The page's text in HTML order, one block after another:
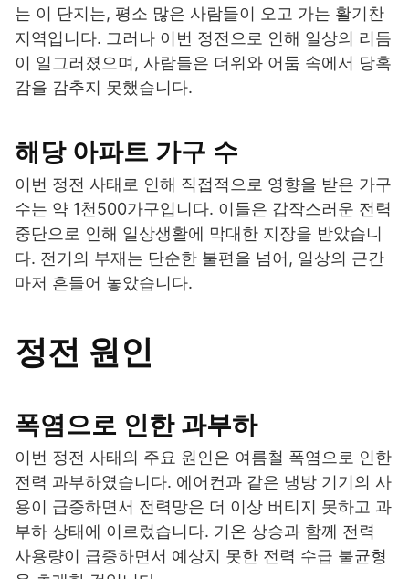
는 이 단지는, 평소 많은 사람들이 오고 가는 활기찬
지역입니다. 그러나 이번 정전으로 인해 일상의 리듬
이 일그러졌으며, 사람들은 더위와 어둠 속에서 당혹
감을 감추지 못했습니다.
해당 아파트 가구 수
이번 정전 사태로 인해 직접적으로 영향을 받은 가구
수는 약 1천500가구입니다. 이들은 갑작스러운 전력
중단으로 인해 일상생활에 막대한 지장을 받았습니
다. 전기의 부재는 단순한 불편을 넘어, 일상의 근간
마저 흔들어 놓았습니다.
정전 원인
폭염으로 인한 과부하
이번 정전 사태의 주요 원인은 여름철 폭염으로 인한
전력 과부하였습니다. 에어컨과 같은 냉방 기기의 사
용이 급증하면서 전력망은 더 이상 버티지 못하고 과
부하 상태에 이르렀습니다. 기온 상승과 함께 전력
사용량이 급증하면서 예상치 못한 전력 수급 불균형